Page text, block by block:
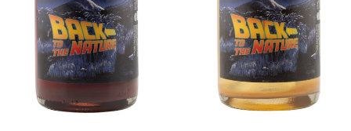
Politique de confidentialité